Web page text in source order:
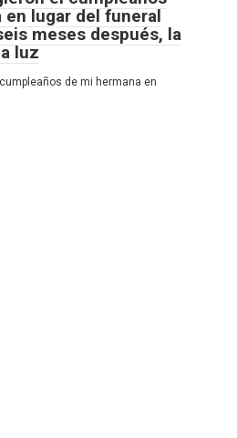
en lugar del funeral
meses después, la
luz
de mi hermana en